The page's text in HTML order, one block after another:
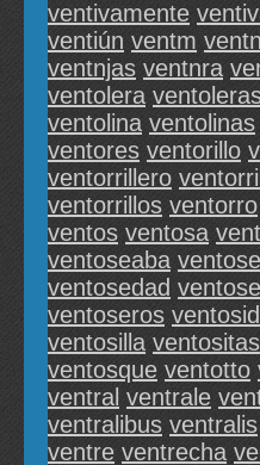
ventivamente
ventiún ventm ventn
ventnjas ventnra
ventolera
ventolina ventolinas
ventores ventorillo
ventorrillero
ventorrillos ventorro
ventos ventosa
ventoseaba
ventosedad
ventoseros
ventosilla ventositas
ventosque ventotto
ventral ventrale
ventralibus ventralis
ventre ventrecha